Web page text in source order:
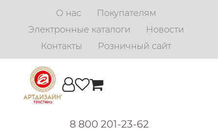
О нас
Покупателям
Электронные каталоги
Новости
Контакты
Розничный сайт
8 800 201-23-62